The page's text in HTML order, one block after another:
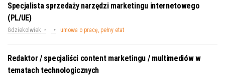
Specjalista sprzedaży narzędzi marketingu internetowego
(PL/UE)
Gdziekolwiek umowa o pracę, pełny etat
Redaktor / specjaliści content marketingu / multimediów w
tematach technologicznych